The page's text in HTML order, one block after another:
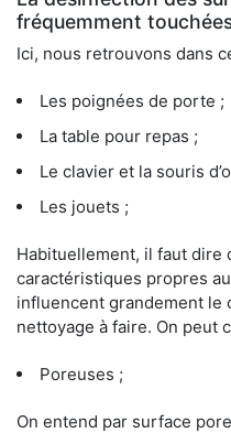
fréquemment
Ici, nous retrouvons dans
Les poignées de porte ;
La table pour repas ;
Le clavier et la souris
Les jouets ;
Habituellement, il faut dire
caractéristiques propres
influencent grandement le
nettoyage à faire. On peut
Poreuses ;
On entend par surface